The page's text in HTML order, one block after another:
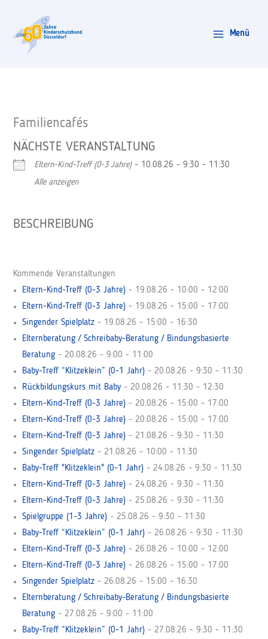
springen
Menü
Familiencafés
NÄCHSTE VERANSTALTUNG
Eltern-Kind-Treff (0-3 Jahre)- 10.08.26 - 9:30 - 11:30
Alle anzeigen
BESCHREIBUNG
Kommende Veranstaltungen
Eltern-Kind-Treff (0-3 Jahre) - 19.08.26 - 10:00 - 12:00
Eltern-Kind-Treff (0-3 Jahre) - 19.08.26 - 15:00 - 17:00
Singender Spielplatz - 19.08.26 - 15:00 - 16:30
Elternberatung / Schreibaby-Beratung / Bindungsbasierte
Beratung - 20.08.26 - 9:00 - 11:00
Baby-Treff “Klitzeklein” (0-1 Jahr) - 20.08.26 - 9:30 - 11:30
Rückbildungskurs mit Baby - 20.08.26 - 11:30 - 12:30
Eltern-Kind-Treff (0-3 Jahre) - 20.08.26 - 15:00 - 17:00
Eltern-Kind-Treff (0-3 Jahre) - 20.08.26 - 15:00 - 17:00
Eltern-Kind-Treff (0-3 Jahre) - 21.08.26 - 9:30 - 11:30
Singender Spielplatz - 21.08.26 - 10:00 - 11:30
Baby-Treff "Klitzeklein" (0-1 Jahr) - 24.08.26 - 9:30 - 11:30
Eltern-Kind-Treff (0-3 Jahre) - 24.08.26 - 9:30 - 11:30
Eltern-Kind-Treff (0-3 Jahre) - 25.08.26 - 9:30 - 11:30
Spielgruppe (1-3 Jahre) - 25.08.26 - 9:30 - 11:30
Baby-Treff “Klitzeklein” (0-1 Jahr) - 26.08.26 - 9:30 - 11:30
Eltern-Kind-Treff (0-3 Jahre) - 26.08.26 - 10:00 - 12:00
Eltern-Kind-Treff (0-3 Jahre) - 26.08.26 - 15:00 - 17:00
Singender Spielplatz - 26.08.26 - 15:00 - 16:30
Elternberatung / Schreibaby-Beratung / Bindungsbasierte
Beratung - 27.08.26 - 9:00 - 11:00
Baby-Treff “Klitzeklein” (0-1 Jahr) - 27.08.26 - 9:30 - 11:30